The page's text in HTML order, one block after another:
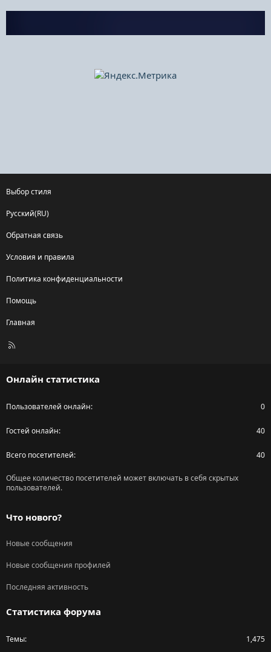
Выбор стиля
Русский(RU)
Обратная связь
Условия и правила
Политика конфиденциальности
Помощь
Главная
R
Онлайн статистика
Пользователей онлайн 0
Гостей онлайн 40
Всего посетителей 40
Общее количество посетителей может включать в себя скрытых
пользователей.
Что нового?
Новые сообщения
Новые сообщения профилей
Последняя активность
Статистика форума
Темы 1,475